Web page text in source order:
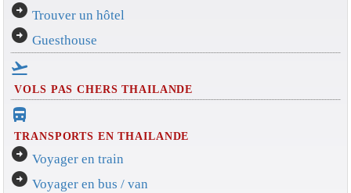
arrow_circle_right Trouver un hôtel
arrow_circle_right Guesthouse
flight_takeoff
VOLS PAS CHERS THAILANDE
directions_bus_filled
TRANSPORTS EN THAILANDE
arrow_circle_right Voyager en train
arrow_circle_right Voyager en bus / van